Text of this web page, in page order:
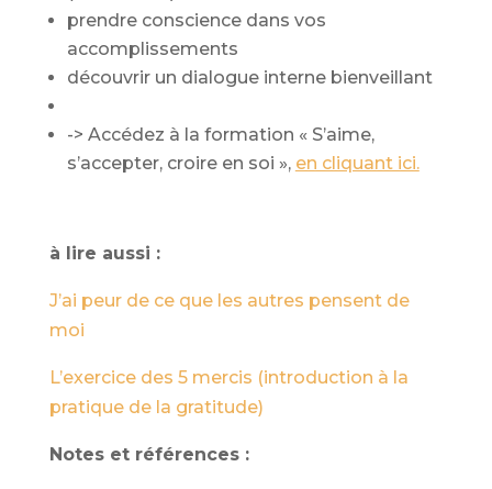
prendre conscience dans vos
accomplissements
découvrir un dialogue interne bienveillant
-> Accédez à la formation « S’aime,
s’accepter, croire en soi », en cliquant ici.
à lire aussi :
J’ai peur de ce que les autres pensent de
moi
L’exercice des 5 mercis (introduction à la
pratique de la gratitude)
Notes et références :